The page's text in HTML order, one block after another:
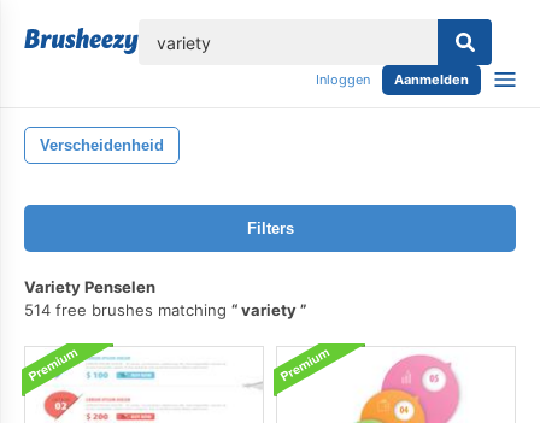
Inloggen Aanmelden
Verscheidenheid
Filters
Variety Penselen
514 free brushes matching
variety